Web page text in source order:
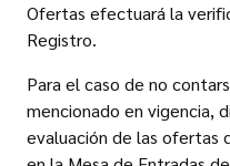
Ofertas efectuará la
Registro.
Para el caso de no
mencionado en vigencia,
evaluación de las ofertas